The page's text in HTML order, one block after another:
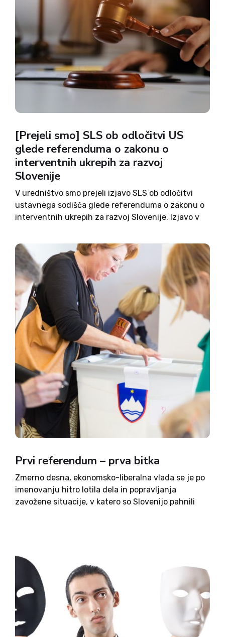
[Prejeli smo] SLS ob odločitvi US
glede referenduma o zakonu o
interventnih ukrepih za razvoj
Slovenije
V uredništvo smo prejeli izjavo SLS ob odločitvi
ustavnega sodišča glede referenduma o zakonu o
interventnih ukrepih za razvoj Slovenije. Izjavo v
spoštujemo odločitev Ustavnega sodišča
Republike Slovenije. Ocenjujemo, da je
referendum priložnost,...
Prvi referendum – prva bitka
Zmerno desna, ekonomsko-liberalna vlada se je po
imenovanju hitro lotila dela in popravljanja
zavožene situacije, v katero so Slovenijo pahnili